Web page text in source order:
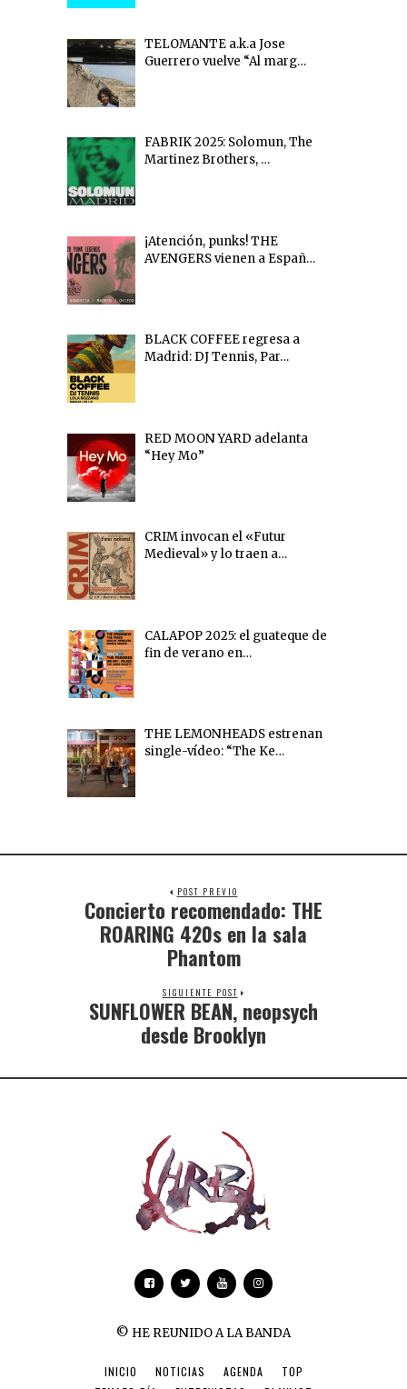
TELOMANTE a.k.a Jose
Guerrero vuelve “Al marg…
FABRIK 2025: Solomun, The
Martinez Brothers, …
¡Atención, punks! THE
AVENGERS vienen a Españ…
BLACK COFFEE regresa a
Madrid: DJ Tennis, Par…
RED MOON YARD adelanta
“Hey Mo”
CRIM invocan el «Futur
Medieval» y lo traen a…
CALAPOP 2025: el guateque de
fin de verano en…
THE LEMONHEADS estrenan
single-vídeo: “The Ke…
POST PREVIO
Concierto recomendado: THE
ROARING 420s en la sala
Phantom
SIGUIENTE POST
SUNFLOWER BEAN, neopsych
desde Brooklyn
© HE REUNIDO A LA BANDA
INICIO NOTICIAS AGENDA
TOP